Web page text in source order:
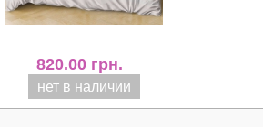
820.00 грн.
нет в наличии